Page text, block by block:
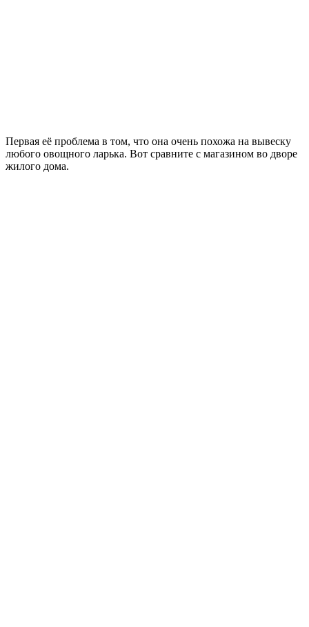
Первая её проблема в том, что она очень похожа на вывеску
любого овощного ларька. Вот сравните с магазином во дворе
жилого дома.